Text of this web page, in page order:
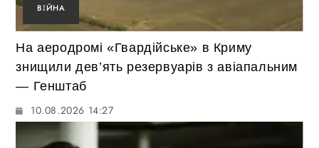
ВІЙНА
На аеродромі «Гвардійське» в Криму
знищили дев’ять резервуарів з авіапальним
— Генштаб
10.08.2026 14:27